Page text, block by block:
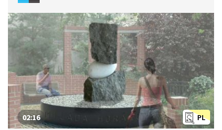
umístěna bude na Letenské pláni. Monstrum
nad Prahou. Švecova účast je ryze formální. Ví, že se
zúčastnit musí, a tím to pro něj končí. Stejně nemá
šanci soutěž vyhrát. Ale naprosto překvapivě vyhraje.
PL
02:16